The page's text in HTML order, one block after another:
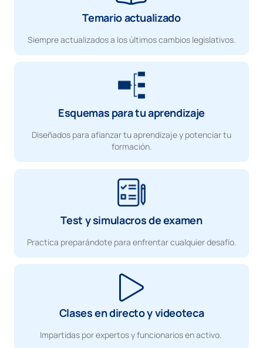
Temario actualizado
Siempre actualizados a los últimos cambios legislativos.
Esquemas para tu aprendizaje
Diseñados para afianzar tu aprendizaje y potenciar tu
formación.
Test y simulacros de examen
Practica preparándote para enfrentar cualquier desafío.
Clases en directo y videoteca
Impartidas por expertos y funcionarios en activo.